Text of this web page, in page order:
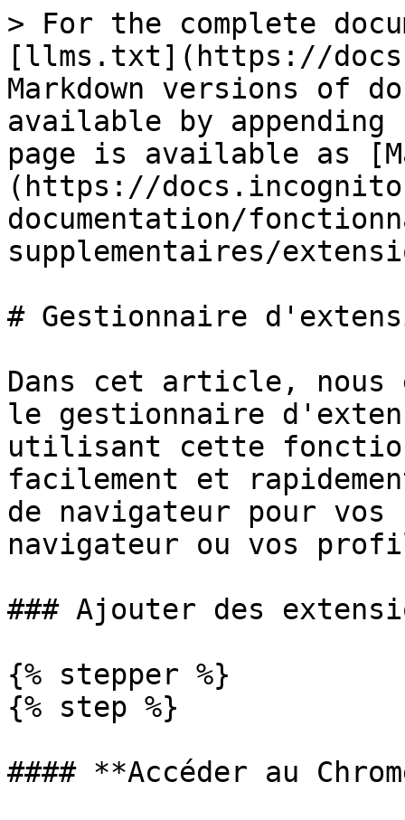
> For the complete
[llms.txt](https://
Markdown versions of
available by
page is available as
(https://
documentation/
supplementaires/
# Gestionnaire
Dans cet article, nous
le gestionnaire
utilisant cette
facilement et
de navigateur pour
navigateur ou vos
### Ajouter des
{% stepper %}
{% step %}
#### **Accéder au